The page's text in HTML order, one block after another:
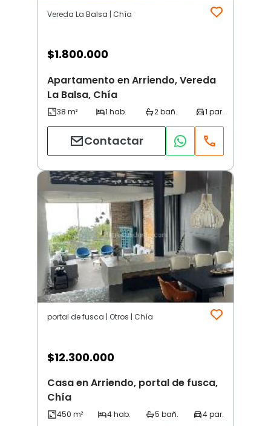
Vereda La Balsa | Chía
$1.800.000
Apartamento en Arriendo, Vereda
La Balsa, Chía
Contactar
portal de fusca | Otros | Chía
$12.300.000
Casa en Arriendo, portal de fusca,
Chía